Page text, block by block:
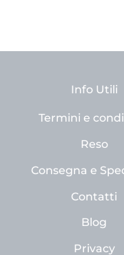
Info Utili
Termini e
Reso
Consegna e
Contatti
Blog
Privacy